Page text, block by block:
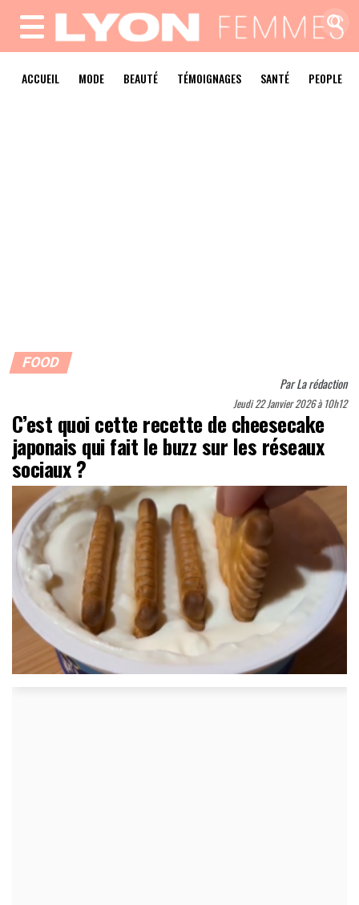
MENU
ACCUEIL MODE BEAUTÉ TÉMOIGNAGES SANTÉ PEOPLE
FOOD
ParLa rédaction
Jeudi 22 Janvier 2026 à 10h12
C’est quoi cette recette de cheesecake
japonais qui fait le buzz sur les réseaux
sociaux ?